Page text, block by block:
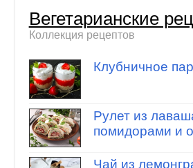
Вегетарианские
Коллекция рецептов
Клубничное
Рулет из
помидорами и
Чай из